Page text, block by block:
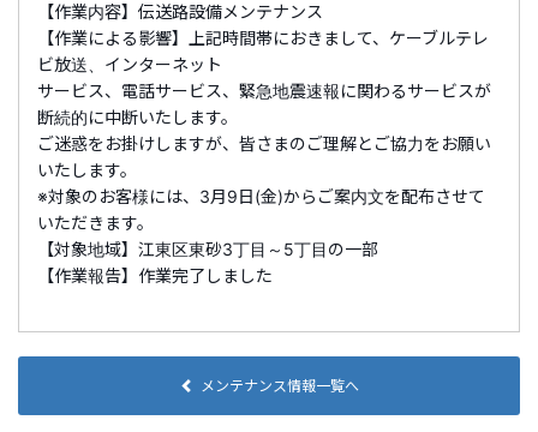
【作業内容】伝送路設備メンテナンス
【作業による影響】上記時間帯におきまして、ケーブルテレ
ビ放送、インターネット
サービス、電話サービス、緊急地震速報に関わるサービスが
断続的に中断いたします。
ご迷惑をお掛けしますが、皆さまのご理解とご協力をお願い
いたします。
※対象のお客様には、3月9日(金)からご案内文を配布させて
いただきます。
【対象地域】江東区東砂3丁目～5丁目の一部
【作業報告】作業完了しました
メンテナンス情報一覧へ